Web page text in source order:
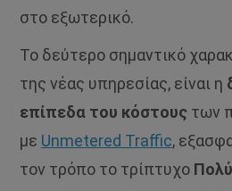
στο εξωτερικό.
Το δεύτερο σημαντικό
της νέας υπηρεσίας, είναι η
επίπεδα του κόστουςτων
με Unmetered Traffic,
τον τρόπο το τρίπτυχο